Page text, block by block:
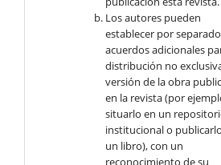
Los autores pueden
establecer por separado
acuerdos adicionales
distribución no
versión de la obra
en la revista (por
situarlo en un
institucional o
un libro), con un
reconocimiento de su